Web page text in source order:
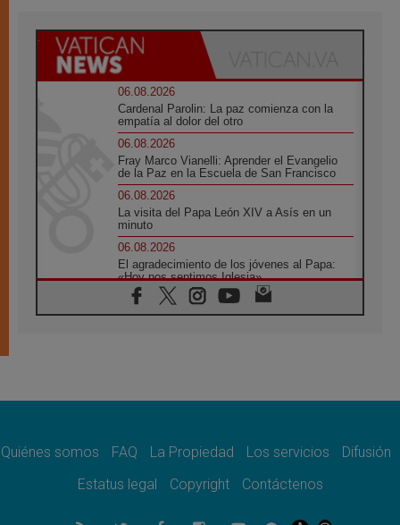
06.08.2026
Cardenal Parolin: La paz comienza con la
empatía al dolor del otro
06.08.2026
Fray Marco Vianelli: Aprender el Evangelio
de la Paz en la Escuela de San Francisco
06.08.2026
La visita del Papa León XIV a Asís en un
minuto
06.08.2026
El agradecimiento de los jóvenes al Papa:
«Hoy nos sentimos Iglesia»
06.08.2026
Líbano: Reanudan los coloquios en Roma en
paz
Sturla: La visita de León XIV será una buena
06.08.2026
Quiénes somos FAQ La Propiedad Los servicios
Difusión
Estatus legal
Copyright Contáctenos